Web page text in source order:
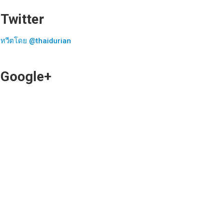
Twitter
ทวีตโดย @thaidurian
Google+